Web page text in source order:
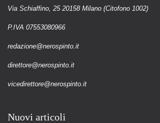
Via Schiaffino, 25 20158 Milano (Citofono 1002)
P.IVA 07553080966
redazione@nerospinto.it
direttore@nerospinto.it
vicedirettore@nerospinto.it
Nuovi articoli